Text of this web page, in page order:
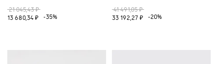
21 045,43 ₽
13 680,34 ₽
-35%
41 491,05 ₽
33 192,27 ₽
-20%